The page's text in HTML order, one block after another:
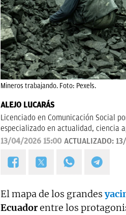
Mineros trabajando. Foto: Pexels.
ALEJO LUCARÁS
Licenciado en Comunicación Social
especializado en actualidad, ciencia
divulgativo y orientado a explicar al
13/04/2026 15:00 ACTUALIZADO:
El mapa de los grandes
Ecuadorentre los